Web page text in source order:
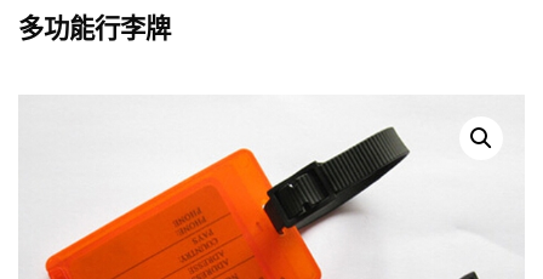
多功能行李牌